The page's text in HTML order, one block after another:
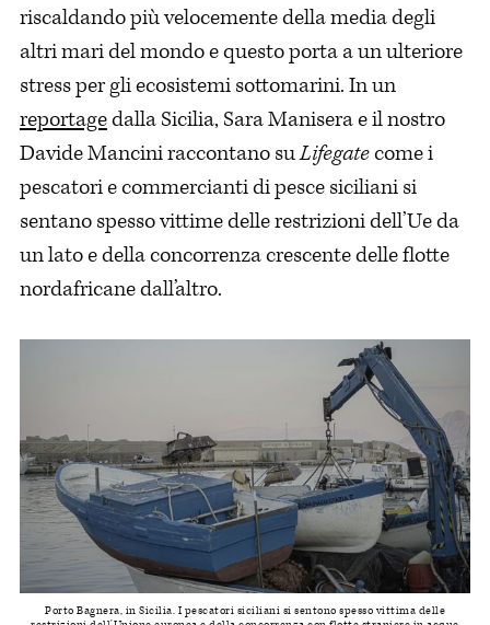
riscaldando più velocemente della media degli
altri mari del mondo e questo porta a un ulteriore
stress per gli ecosistemi sottomarini. In un
reportagedalla Sicilia, Sara Manisera e il nostro
Davide Mancini raccontano suLifegatecome i
pescatori e commercianti di pesce siciliani si
sentano spesso vittime delle restrizioni dell’Ue da
un lato e della concorrenza crescente delle flotte
nordafricane dall’altro.
Porto Bagnera, in Sicilia. I pescatori siciliani si sentono spesso vittima delle